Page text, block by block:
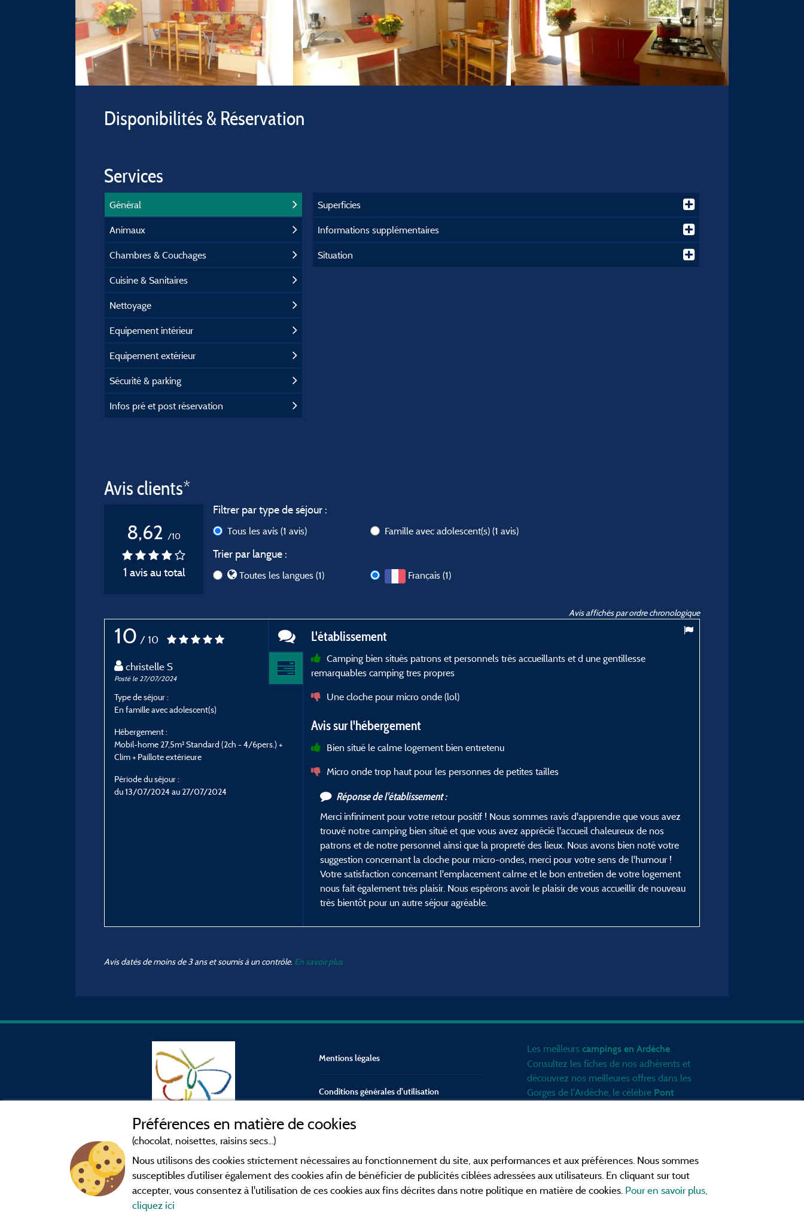
Disponibilités & Réservation
Services
Général
Animaux
Chambres & Couchages
Cuisine & Sanitaires
Nettoyage
Equipement intérieur
Equipement extérieur
Sécurité & parking
Infos pré et post réservation
Superficies
Informations supplémentaires
Situation
Avis clients*
8,62 /10
1 avis au total
Filtrer par type de séjour :
Tous les avis (1 avis) Famille avec adolescent(s)(1 avis)
Trier par langue :
Toutes les langues (1) Français (1)
Avis affichés par ordre chronologique
10 / 10
christelle S
Posté le 27/07/2024
Type de séjour :
En famille avec adolescent(s)
Hébergement :
Mobil-home 27,5m² Standard (2ch - 4/6pers.) +
Clim + Paillote extérieure
Période du séjour :
du 13/07/2024 au 27/07/2024
L'établissement
Camping bien situés patrons et personnels très accueillants et d une gentillesse
remarquables camping tres propres
Une cloche pour micro onde (lol)
Avis sur l'hébergement
Bien situé le calme logement bien entretenu
Micro onde trop haut pour les personnes de petites tailles
Réponse de l'établissement :
Merci infiniment pour votre retour positif ! Nous sommes ravis d'apprendre que vous avez
trouvé notre camping bien situé et que vous avez apprécié l'accueil chaleureux de nos
patrons et de notre personnel ainsi que la propreté des lieux. Nous avons bien noté votre
suggestion concernant la cloche pour micro-ondes, merci pour votre sens de l'humour !
Votre satisfaction concernant l'emplacement calme et le bon entretien de votre logement
nous fait également très plaisir. Nous espérons avoir le plaisir de vous accueillir de nouveau
très bientôt pour un autre séjour agréable.
Avis datés de moins de 3 ans et soumis à un contrôle. En savoir plus
Mentions légales
Conditions générales d'utilisation
Contact
CGV
Les meilleurscampings en Ardèche.
Consultez les fiches de nos adhérents et
découvrez nos meilleures offres dans les
Gorges de l'Ardèche, le célèbre Pont
pour réserver votre séjour préféré.
Faites vous votre propre idée du
Préférences en matière de cookies
(chocolat, noisettes, raisins secs...)
Nous utilisons des cookies strictement nécessaires au fonctionnement du site, aux performances et aux préférences. Nous sommes
susceptibles d’utiliser également des cookies afin de bénéficier de publicités ciblées adressées aux utilisateurs. En cliquant sur tout
accepter, vous consentez à l'utilisation de ces cookies aux fins décrites dans notre politique en matière de cookies. Pour en savoir plus,
cliquez ici